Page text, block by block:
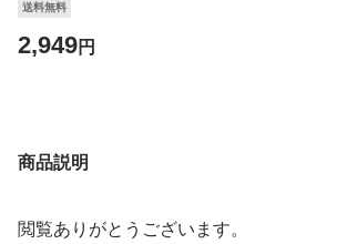
送料無料
2,949円
商品説明
閲覧ありがとうございます。